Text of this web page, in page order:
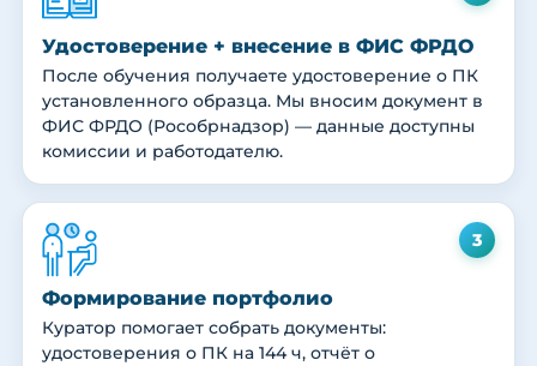
Удостоверение + внесение в ФИС ФРДО
После обучения получаете удостоверение о ПК
установленного образца. Мы вносим документ в
ФИС ФРДО (Рособрнадзор) — данные доступны
комиссии и работодателю.
3
Формирование портфолио
Куратор помогает собрать документы:
удостоверения о ПК на 144 ч, отчёт о